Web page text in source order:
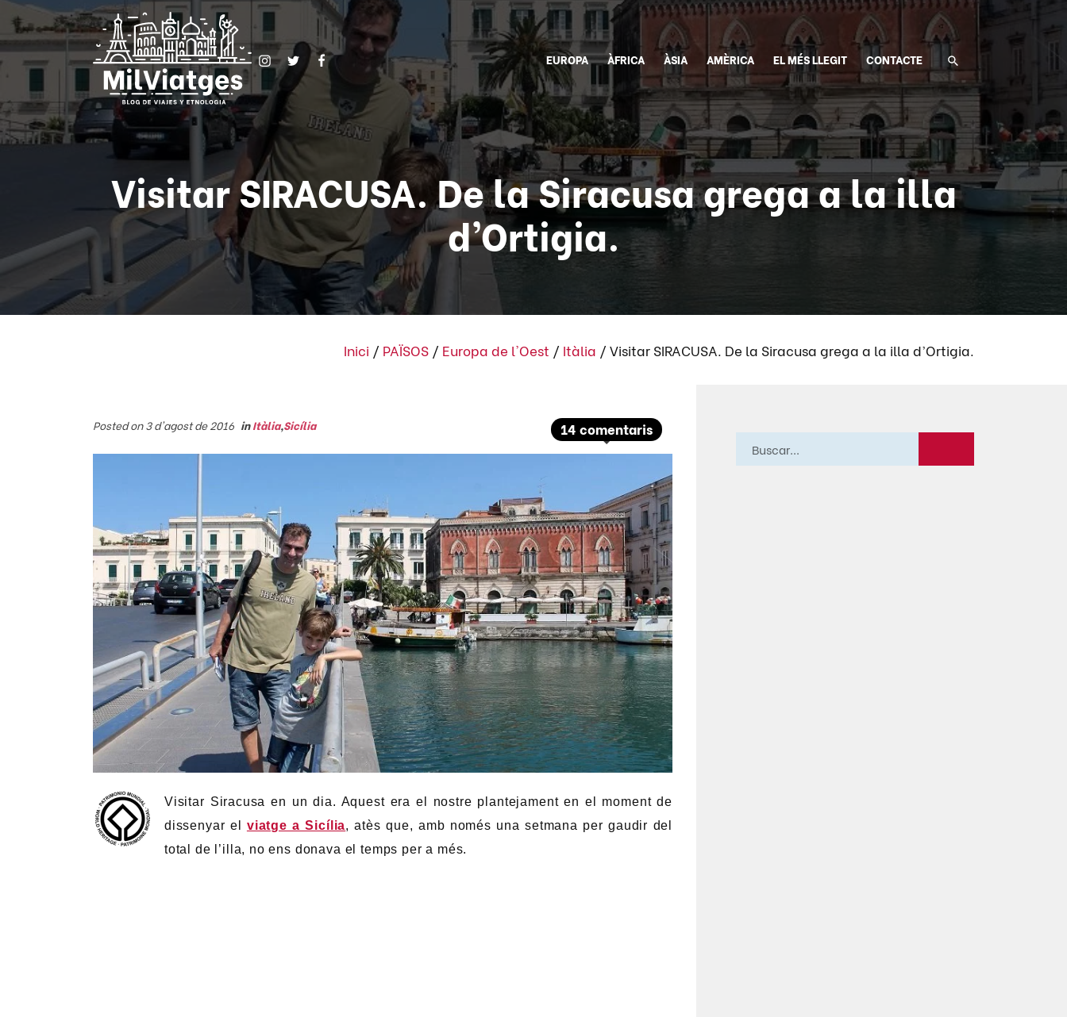
EUROPA ÀFRICA ÀSIA AMÈRICA EL MÉS LLEGIT CONTACTE
Visitar SIRACUSA. De la Siracusa grega a la illa
d’Ortigia.
Inici / PAÏSOS / Europa de l'Oest / Itàlia / Visitar SIRACUSA. De la Siracusa grega a la illa d’Ortigia.
14 comentaris
Posted on 3 d'agost de 2016 inItàlia,Sicília
Visitar Siracusa en un dia. Aquest era el nostre plantejament en el moment de
dissenyar el viatge a Sicília, atès que, amb només una setmana per gaudir del
total de l’illa, no ens donava el temps per a més.